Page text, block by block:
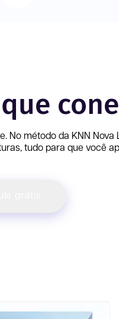
No método da KNN Nova
tudo para que você